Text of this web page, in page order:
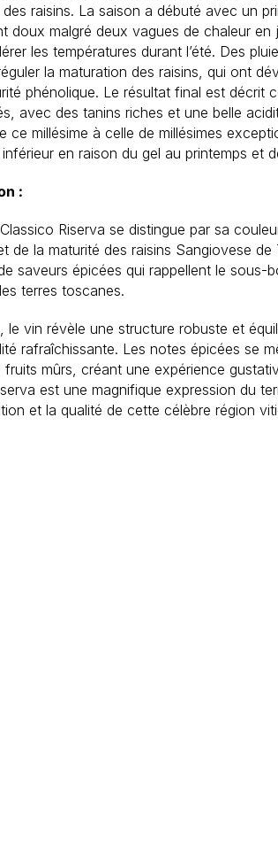
raisins. La saison a débuté avec un
doux malgré deux vagues de chaleur
les températures durant l’été. Des
la maturation des raisins, qui ont
phénolique. Le résultat final est décrit
avec des tanins riches et une belle
ce millésime à celle de millésimes
en raison du gel au printemps et
:
Riserva se distingue par sa
de la maturité des raisins Sangiovese
saveurs épicées qui rappellent le sous-
terres toscanes.
le vin révèle une structure robuste et
rafraîchissante. Les notes épicées se
fruits mûrs, créant une expérience
est une magnifique expression du
et la qualité de cette célèbre région